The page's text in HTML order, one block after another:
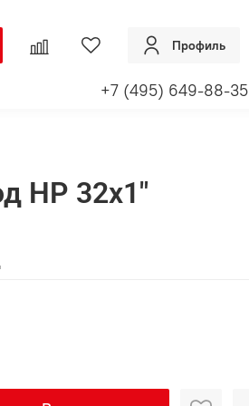
Профиль
+7 (495) 649-88-35
НР 32х1"